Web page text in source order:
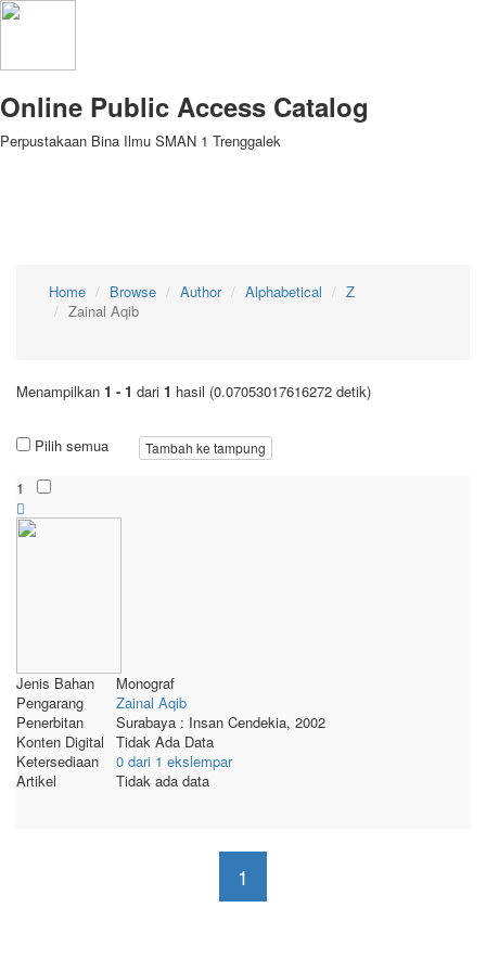
Online Public Access Catalog
Perpustakaan Bina Ilmu SMAN 1 Trenggalek
Home Browse Author Alphabetical
Z
Zainal Aqib
Menampilkan 1 - 1 dari 1 hasil (0.07053017616272 detik)
Pilih semua
1
Jenis Bahan
Monograf
Pengarang
Zainal Aqib
Penerbitan
Surabaya : Insan Cendekia, 2002
Konten Digital
Tidak Ada Data
Ketersediaan
0 dari 1 ekslempar
Artikel
Tidak ada data
1